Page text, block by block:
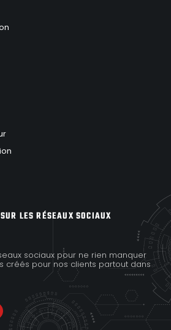
LES RÉSEAUX SOCIAUX
sociaux pour ne rien manquer
créés pour nos clients partout dans